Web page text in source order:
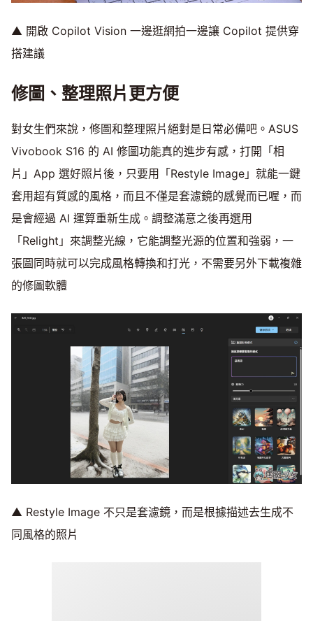
▲ 開啟 Copilot Vision 一邊逛網拍一邊讓 Copilot 提供穿
搭建議
修圖、整理照片更方便
對女生們來說，修圖和整理照片絕對是日常必備吧。ASUS
Vivobook S16 的 AI 修圖功能真的進步有感，打開「相
片」App 選好照片後，只要用「Restyle Image」就能一鍵
套用超有質感的風格，而且不僅是套濾鏡的感覺而已喔，而
是會經過 AI 運算重新生成。調整滿意之後再選用
「Relight」來調整光線，它能調整光源的位置和強弱，一
張圖同時就可以完成風格轉換和打光，不需要另外下載複雜
的修圖軟體
▲ Restyle Image 不只是套濾鏡，而是根據描述去生成不
同風格的照片